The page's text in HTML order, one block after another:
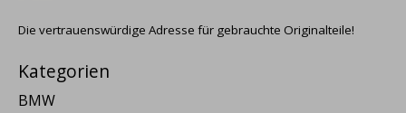
Die vertrauenswürdige Adresse für gebrauchte Originalteile!
Kategorien
BMW